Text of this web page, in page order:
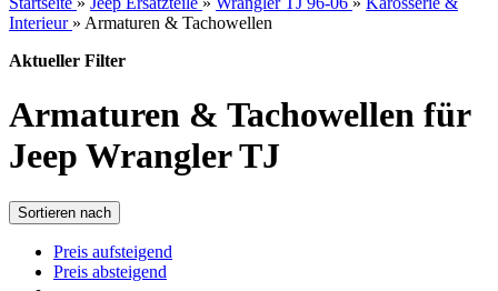
Interieur » Armaturen & Tachowellen
Aktueller Filter
Armaturen & Tachowellen für
Jeep Wrangler TJ
Sortieren nach
Preis aufsteigend
Preis absteigend